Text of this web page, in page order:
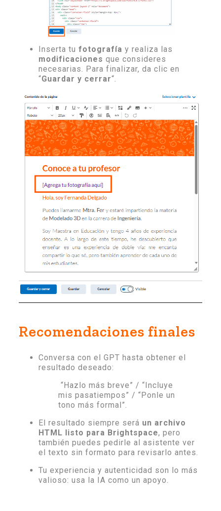
Inserta tu fotografía y realiza las
modificaciones que consideres
necesarias. Para finalizar, da clic en
“Guardar y cerrar“.
Recomendaciones finales
Conversa con el GPT hasta obtener el
resultado deseado:
“Hazlo más breve” / “Incluye
mis pasatiempos” / “Ponle un
tono más formal”.
El resultado siempre será un archivo
HTML listo para Brightspace, pero
también puedes pedirle al asistente ver
el texto sin formato para revisarlo antes.
Tu experiencia y autenticidad son lo más
valioso: usa la IA como un apoyo.